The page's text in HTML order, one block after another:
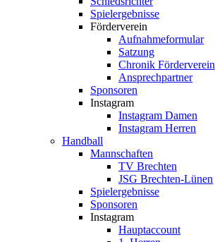
Spielergebnisse
Förderverein
Aufnahmeformular
Satzung
Chronik Förderverein
Ansprechpartner
Sponsoren
Instagram
Instagram Damen
Instagram Herren
Handball
Mannschaften
TV Brechten
JSG Brechten-Lünen
Spielergebnisse
Sponsoren
Instagram
Hauptaccount